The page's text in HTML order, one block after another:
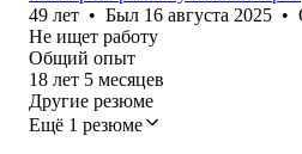
49 лет • Был 16 августа 2025 •
Не ищет работу
Общий опыт
18 лет 5 месяцев
Другие резюме
Ещё 1 резюме